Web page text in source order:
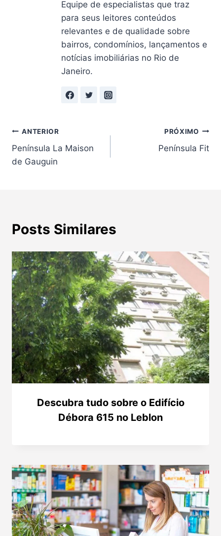
Equipe de especialistas que traz
para seus leitores conteúdos
relevantes e de qualidade sobre
bairros, condomínios, lançamentos e
notícias imobiliárias no Rio de
Janeiro.
Navegação
de
ANTERIOR
Península La Maison
de Gauguin
PRÓXIMO
Península Fit
Posts Similares
Descubra tudo sobre o Edifício
Débora 615 no Leblon